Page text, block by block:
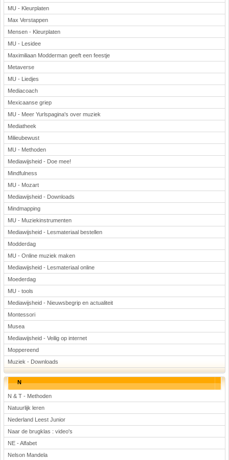
MU - Kleurplaten
Max Verstappen
Mensen - Kleurplaten
MU - Lesidee
Maximiliaan Modderman geeft een feestje
Metaverse
MU - Liedjes
Mediacoach
Mexicaanse griep
MU - Meer Yurlspagina's over muziek
Mediatheek
Milieubewust
MU - Methoden
Mediawijsheid - Doe mee!
Mindfulness
MU - Mozart
Mediawijsheid - Downloads
Mindmapping
MU - Muziekinstrumenten
Mediawijsheid - Lesmateriaal bestellen
Modderdag
MU - Online muziek maken
Mediawijsheid - Lesmateriaal online
Moederdag
MU - tools
Mediawijsheid - Nieuwsbegrip en actualiteit
Montessori
Musea
Mediawijsheid - Veilig op internet
Moppereend
Muziek - Downloads
N
N & T - Methoden
Natuurlijk leren
Nederland Leest Junior
Naar de brugklas : video's
NE - Alfabet
Nelson Mandela